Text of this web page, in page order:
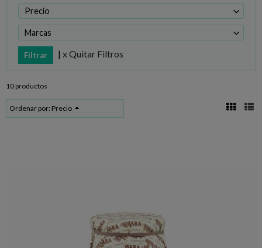
Precio
Marcas
| x Quitar Filtros
10 productos
Ordenar por: Precio